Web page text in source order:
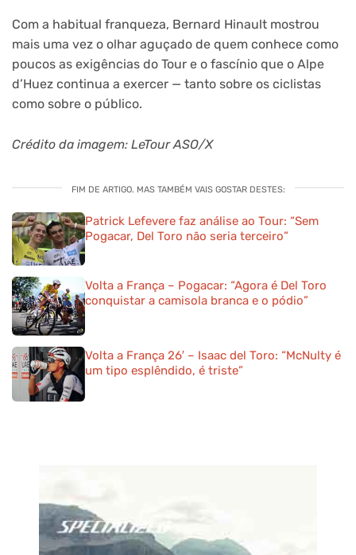
Com a habitual franqueza, Bernard Hinault mostrou
mais uma vez o olhar aguçado de quem conhece como
poucos as exigências do Tour e o fascínio que o Alpe
d’Huez continua a exercer — tanto sobre os ciclistas
como sobre o público.
Crédito da imagem: LeTour ASO/X
FIM DE ARTIGO. MAS TAMBÉM VAIS GOSTAR DESTES:
Patrick Lefevere faz análise ao Tour: “Sem
Pogacar, Del Toro não seria terceiro”
Volta a França – Pogacar: “Agora é Del Toro
conquistar a camisola branca e o pódio”
Volta a França 26′ – Isaac del Toro: “McNulty é
um tipo esplêndido, é triste”